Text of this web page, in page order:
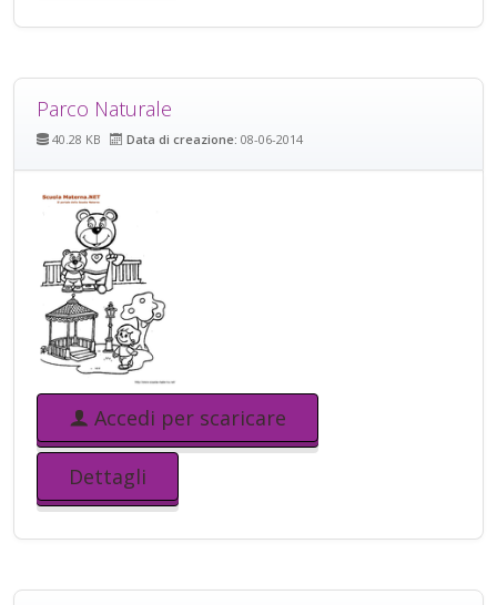
Parco Naturale
40.28 KB Data di creazione: 08-06-2014
Accedi per scaricare
Dettagli